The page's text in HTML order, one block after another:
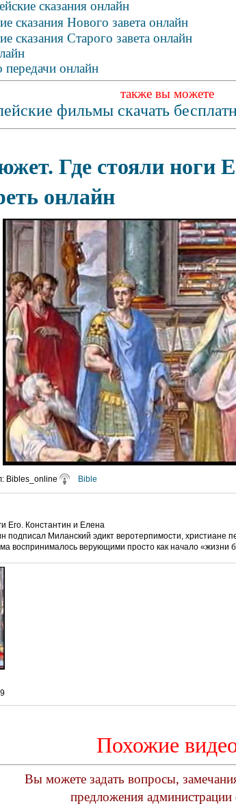
сказания онлайн
сказания Нового завета онлайн
сказания Старого завета онлайн
передачи онлайн
также вы можете
фильмы скачать
Где стояли ноги
онлайн
: Bibles_online Bible
Его. Константин и Елена
подписал Миланский эдикт веротерпимости,
воспринималось верующими просто как начало «жизни
Похожие
Вы можете задать вопросы,
предложения администрации